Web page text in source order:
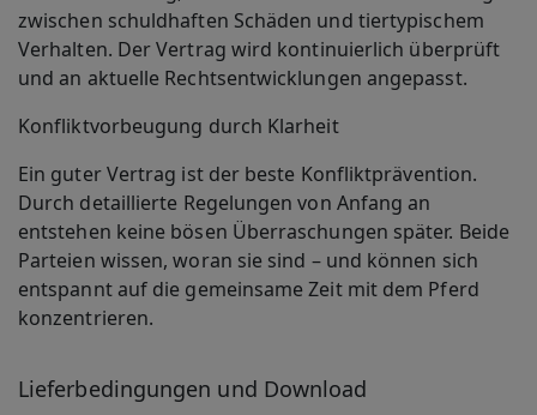
zwischen schuldhaften Schäden und tiertypischem
Verhalten. Der Vertrag wird kontinuierlich überprüft
und an aktuelle Rechtsentwicklungen angepasst.
Konfliktvorbeugung durch Klarheit
Ein guter Vertrag ist der beste Konfliktprävention.
Durch detaillierte Regelungen von Anfang an
entstehen keine bösen Überraschungen später. Beide
Parteien wissen, woran sie sind – und können sich
entspannt auf die gemeinsame Zeit mit dem Pferd
konzentrieren.
Lieferbedingungen und Download